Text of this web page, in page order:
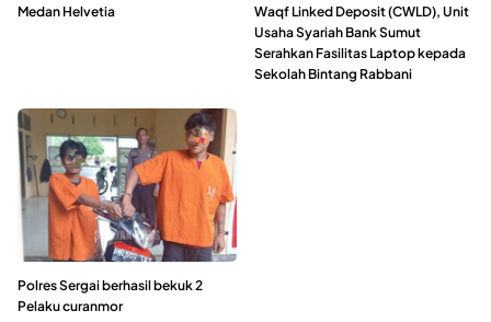
Medan Helvetia
Waqf Linked Deposit (CWLD), Unit
Usaha Syariah Bank Sumut
Serahkan Fasilitas Laptop kepada
Sekolah Bintang Rabbani
Polres Sergai berhasil bekuk 2
Pelaku curanmor